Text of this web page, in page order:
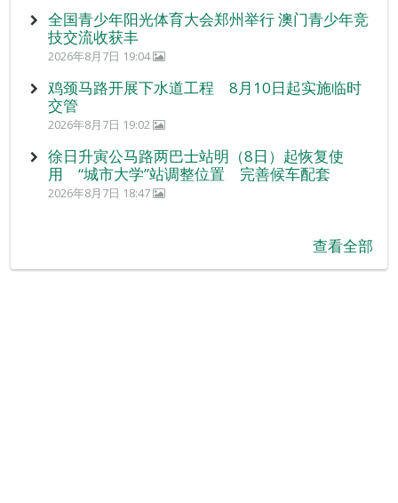
全国青少年阳光体育大会郑州举行 澳门青少年竞
技交流收获丰
2026年8月7日 19:04
鸡颈马路开展下水道工程 8月10日起实施临时
交管
2026年8月7日 19:02
徐日升寅公马路两巴士站明（8日）起恢复使
用 “城市大学”站调整位置 完善候车配套
2026年8月7日 18:47
查看全部